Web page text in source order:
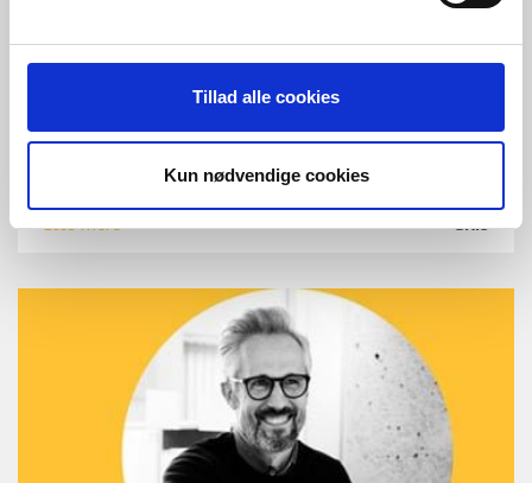
Tillad alle cookies
Kun nødvendige cookies
Ny, opdateret ESF-station
Vi kan nu præsentere den nye SKIOLD ESF-station –
designet med øje for dyrevelfærd, holdba…
Læs mere GRIS